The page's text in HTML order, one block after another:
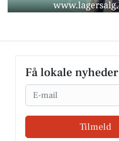
Få lokale
Email
Tilmeld